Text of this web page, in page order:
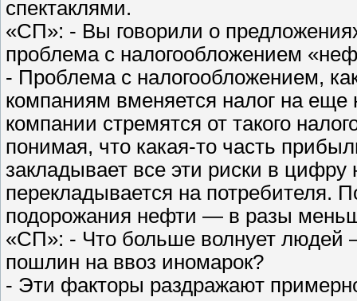
спектаклями.
«СП»: - Вы говорили о
проблема с налогообложением
- Проблема с налогообложением,
компаниям вменяется налог на
компании стремятся от такого
понимая, что какая-то часть
закладывает все эти риски в цифру
перекладывается на потребителя.
подорожания нефти — в разы
«СП»: - Что больше волнует людей
пошлин на ввоз иномарок?
- Эти факторы раздражают